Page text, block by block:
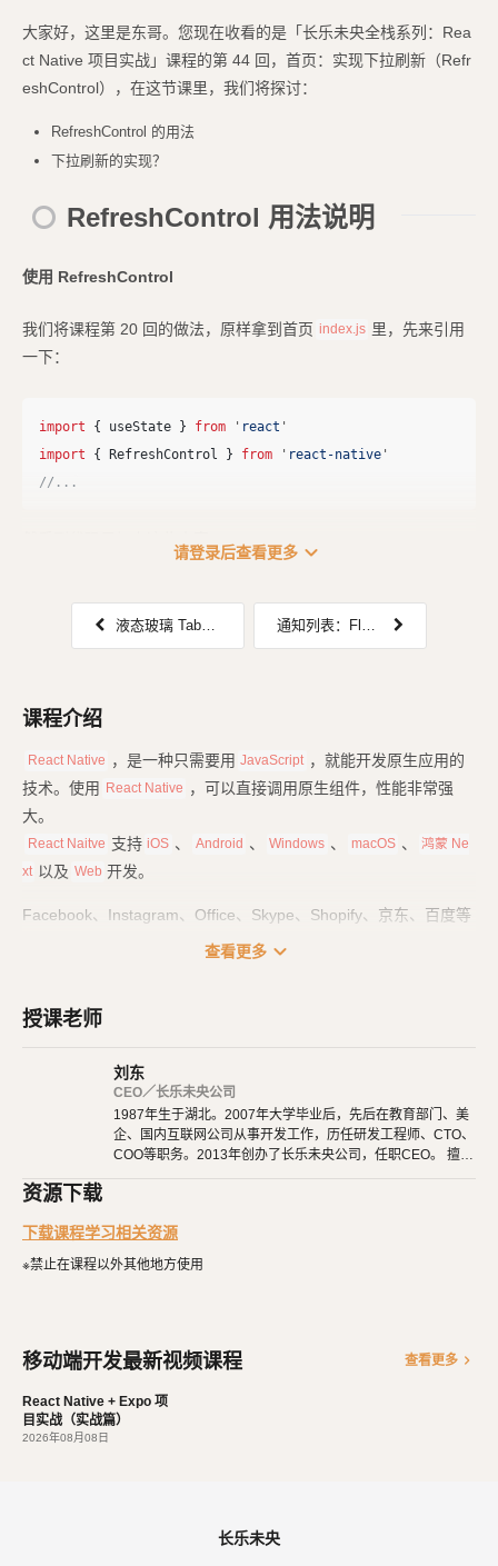
大家好，这里是东哥。您现在收看的是「长乐未央全栈系列：Rea
ct Native 项目实战」课程的第 44 回，首页：实现下拉刷新（Refr
eshControl），在这节课里，我们将探讨：
RefreshControl 的用法
下拉刷新的实现？
RefreshControl 用法说明
使用 RefreshControl
我们将课程第 20 回的做法，原样拿到首页 index.js 里，先来引用
一下：
import { useState } from ' react '
import
{ RefreshControl } from ' react-native '
//...
请登录后查看更多 expand_more
课程介绍
React Native ，是一种只需要用 JavaScript ，就能开发原生应用的
技术。使用 React Native ，可以直接调用原生组件，性能非常强
大。
React Naitve 支持 iOS 、 Android 、 Windows 、 macOS 、
鸿蒙 Ne
xt 以及 Web 开发。
Facebook、Instagram、Office、Skype、Shopify、京东、百度等
大量知名应用，也都使用了 React Native
基础篇：里面是
：项目都是由多个页面组成的，它们之间互相跳转、参数传
递、路由和 TabBar 的配置，都在这里学习。
：打好基础后，就要开始项目实战了。我们从零开始，一点
发布篇：最后，在开发完成后，终于可以发布到应用商店了，让大
家都羡慕你的成就。
查看更多 expand_more
授课老师
刘东
CEO／长乐未央公司
1987年生于湖北。2007年大学毕业后，先后在教育部门、美
企、国内互联网公司从事开发工作，历任研发工程师、CTO、
COO等职务。2013年创办了长乐未央公司，任职CEO。 擅长
发iOS、Android原生App。 对编程、AI和机器人都有深厚的
兴趣，觉得做开发非常快乐，能创造梦想中的产品是一件非常
有幸福感的事情。喜爱阅读，尤其是历史相关的书籍。喜欢音
资源下载
下载课程学习相关资源
※禁止在课程以外其他地方使用
移动端开发最新视频课程 查看更多 chevron_right
React Native + Expo 项
目实战（实战篇）
2026年08月08日
长乐未央